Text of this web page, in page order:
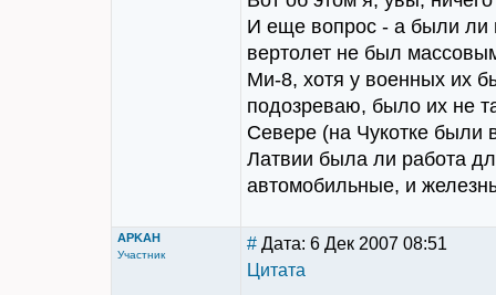
И еще вопрос - а были ли
вертолет не был
Ми-8, хотя у военных их
подозреваю, было их не
Севере (на Чукотке были
Латвии была ли работа
автомобильные, и
APKAH
Участник
# Дата: 6 Дек 2007 08:51
Цитата